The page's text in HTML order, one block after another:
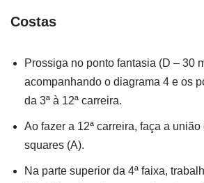
Costas
Prossiga no ponto fantasia (D – 30
acompanhando o diagrama 4 e os
da 3ª à 12ª carreira.
Ao fazer a 12ª carreira, faça a união
squares (A).
Na parte superior da 4ª faixa,